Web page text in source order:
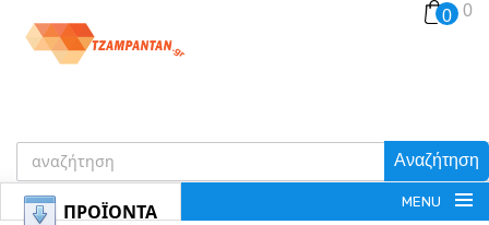
Αναζήτηση
0 0
ΠΡΟΪΟΝΤΑ MENU